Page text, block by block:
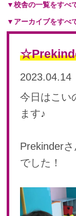
▼校舎の一覧をすべ
札幌保育園（北海道
仙台八木山保育園（
仙台富沢保育園（宮
つくば西平塚保育園(
札幌東雁来保育園(
塩竃後楽町保育園(宮
▼アーカイブをすべ
2025年 03月(1)
2024年 09月(19)
2024年 08月(21)
2024年 06月(20)
2024年 05月(21)
2024年 03月(20)
2024年 02月(19)
2023.04.14
今日はこい
ます♪
Prekinder
でした！